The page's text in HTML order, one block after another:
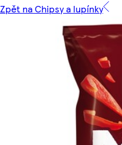
Zpět na Chipsy a lupínky